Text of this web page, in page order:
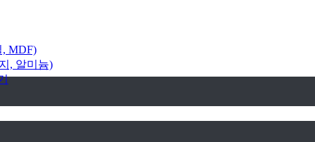
MDF)
, 알미늄)